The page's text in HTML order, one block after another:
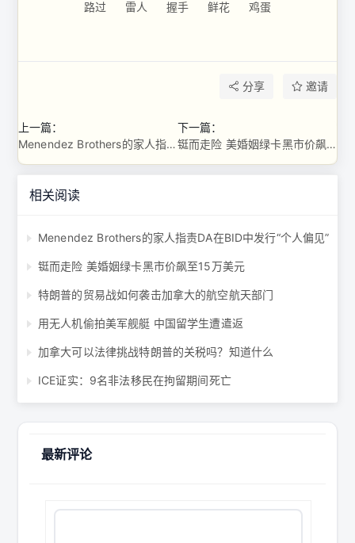
路过 雷人 握手 鲜花 鸡蛋
分享 邀请
上一篇：
Menendez Brothers的家人指责DA在BID中发行“个人偏见”
下一篇：
铤而走险 美婚姻绿卡黑市价飙至15万美元
相关阅读
Menendez Brothers的家人指责DA在BID中发行“个人偏见”
铤而走险 美婚姻绿卡黑市价飙至15万美元
特朗普的贸易战如何袭击加拿大的航空航天部门
用无人机偷拍美军舰艇 中国留学生遭遣返
加拿大可以法律挑战特朗普的关税吗？知道什么
ICE证实：9名非法移民在拘留期间死亡
最新评论